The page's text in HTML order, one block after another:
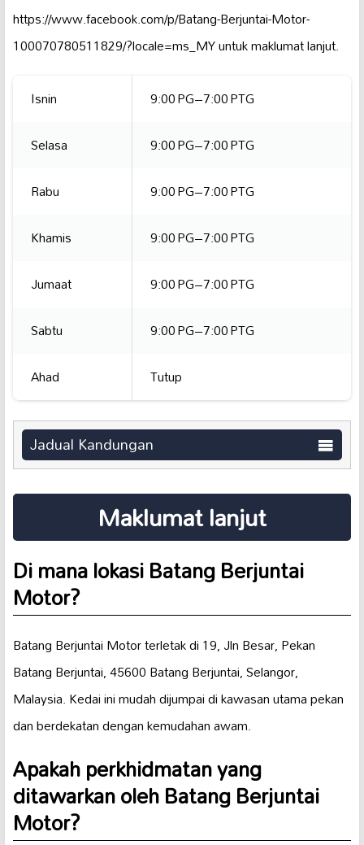
https://www.facebook.com/p/Batang-Berjuntai-Motor-
100070780511829/?locale=ms_MY untuk maklumat lanjut.
Isnin
9:00 PG–7:00 PTG
Selasa
9:00 PG–7:00 PTG
Rabu
9:00 PG–7:00 PTG
Khamis
9:00 PG–7:00 PTG
Jumaat
9:00 PG–7:00 PTG
Sabtu
9:00 PG–7:00 PTG
Ahad
Tutup
Jadual Kandungan
Maklumat lanjut
Di mana lokasi Batang Berjuntai
Motor?
Batang Berjuntai Motor terletak di 19, Jln Besar, Pekan
Batang Berjuntai, 45600 Batang Berjuntai, Selangor,
Malaysia. Kedai ini mudah dijumpai di kawasan utama pekan
dan berdekatan dengan kemudahan awam.
Apakah perkhidmatan yang
ditawarkan oleh Batang Berjuntai
Motor?